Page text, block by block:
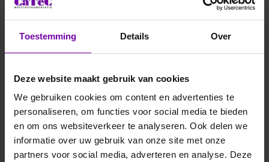
Toestemming Details Over
Deze website maakt gebruik van cookies
We gebruiken cookies om content en advertenties te
personaliseren, om functies voor social media te bieden
en om ons websiteverkeer te analyseren. Ook delen we
informatie over uw gebruik van onze site met onze
partners voor social media, adverteren en analyse. Deze